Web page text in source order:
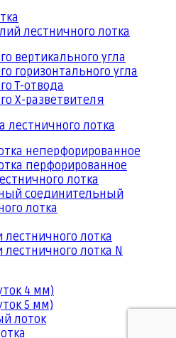
лестничного лотка
вертикального угла
горизонтального угла
Т-отвода
Х-разветвителя
лестничного лотка
неперфорированное
перфорированное
лотка
соединительный
лотка
лотка
лотка N
4 мм)
5 мм)
лоток